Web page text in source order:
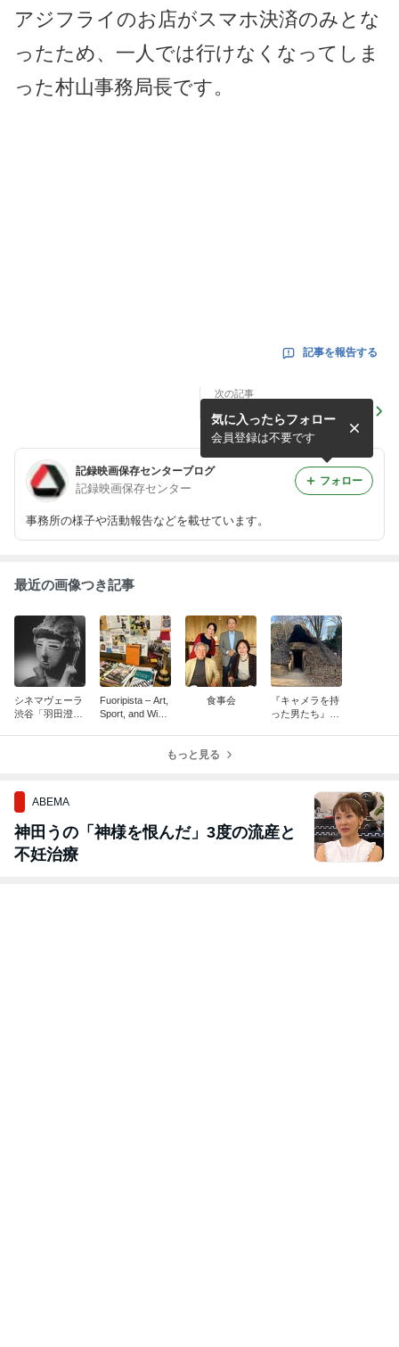
アジフライのお店がスマホ決済のみとな
ったため、一人では行けなくなってしま
った村山事務局長です。
記事を報告する
次の記事
シネマヴェーラ渋谷「羽田澄
子 生誕百年記念上映」スタ
ート
記録映画保存センターブログ
記録映画保存センター
事務所の様子や活動報告などを載せています。
気に入ったらフォロー
会員登録は不要です
フォロー
最近の画像つき記事
シネマヴェーラ
渋谷「羽田澄子
Fuoripista – Art,
Sport, and Winte
食事会
『キャメラを持
った男たち』東
もっと見る
ABEMA
神田うの「神様を恨んだ」3度の流産と
不妊治療